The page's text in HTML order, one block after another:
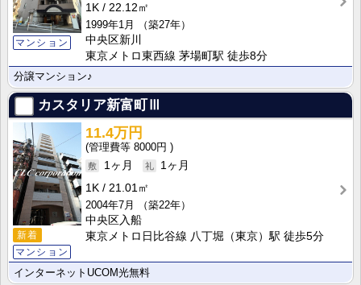
マンション
1K
22.12㎡
1999年1月
（築27年）
中央区新川
東京メトロ東西線 茅場町駅 徒歩8分
分譲マンション♪
カスタリア新富町Ⅲ
新着
マンション
11.4万円
8000円
1ヶ月
1ヶ月
1K
21.01㎡
2004年7月
（築22年）
中央区入船
東京メトロ日比谷線 八丁堀（東京）駅 徒歩5分
インターネットUCOM光無料